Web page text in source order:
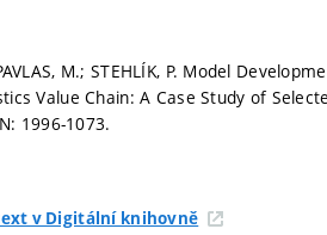
M.; STEHLÍK, P. Model
Value Chain: A Case Study of
1996-1073.
v Digitální knihovně